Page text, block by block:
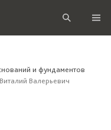
и фундаментов
Валерьевич